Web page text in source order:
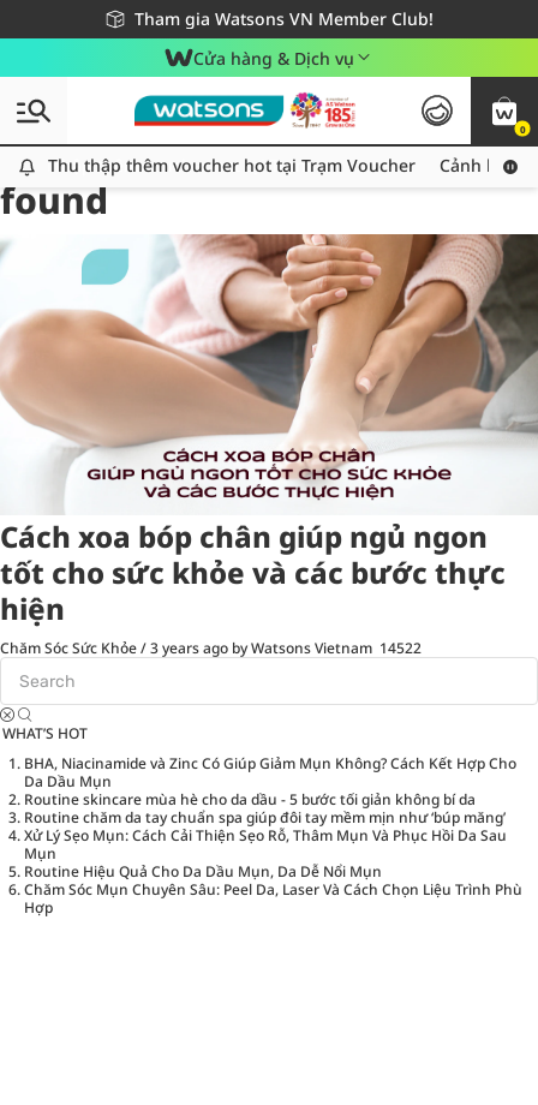
Tham gia Watsons VN Member Club!
Miễn phí giao hàng cho đơn hàng từ 249,000Đ
Giao hàng nhanh 24h - Áp dụng khu vực TP. Hồ Chí Minh
Cửa hàng & Dịch vụ
0
Thu thập thêm voucher hot tại Trạm Voucher
Thu thập thêm voucher hot tại Trạm Voucher Cảnh báo
Tag:xoabopchan1 item(s)
found
Cách xoa bóp chân giúp ngủ ngon
tốt cho sức khỏe và các bước thực
hiện
Chăm Sóc Sức Khỏe/3 years ago by Watsons Vietnam 14522
WHAT’S HOT
BHA, Niacinamide và Zinc Có Giúp Giảm Mụn Không? Cách Kết Hợp Cho
Da Dầu Mụn
Routine skincare mùa hè cho da dầu - 5 bước tối giản không bí da
Routine chăm da tay chuẩn spa giúp đôi tay mềm mịn như ‘búp măng’
Xử Lý Sẹo Mụn: Cách Cải Thiện Sẹo Rỗ, Thâm Mụn Và Phục Hồi Da Sau
Mụn
Routine Hiệu Quả Cho Da Dầu Mụn, Da Dễ Nổi Mụn
Chăm Sóc Mụn Chuyên Sâu: Peel Da, Laser Và Cách Chọn Liệu Trình Phù
Hợp